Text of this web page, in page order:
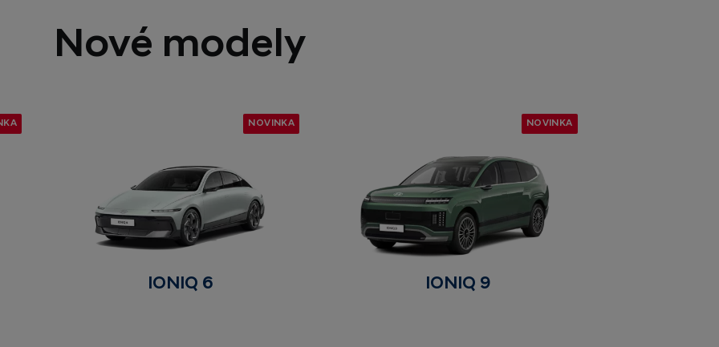
Nové modely
NOVINKA
IONIQ 6
NOVINKA
IONIQ 9